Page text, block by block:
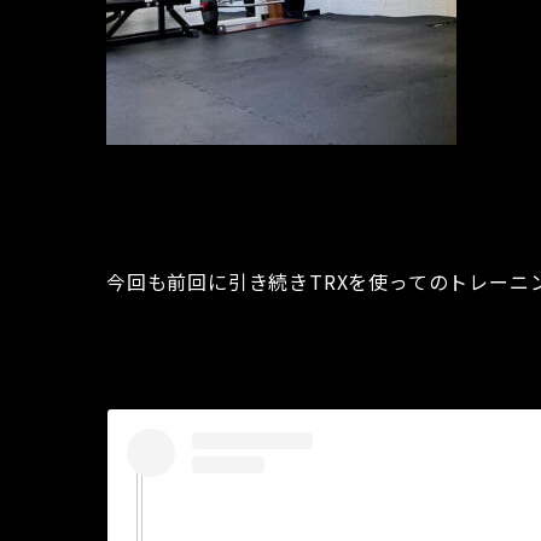
今回も前回に引き続きTRXを使ってのトレーニ